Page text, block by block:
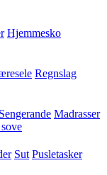
Hjemmesko
Regnslag
Sengerande Madrasser
Sut Pusletasker